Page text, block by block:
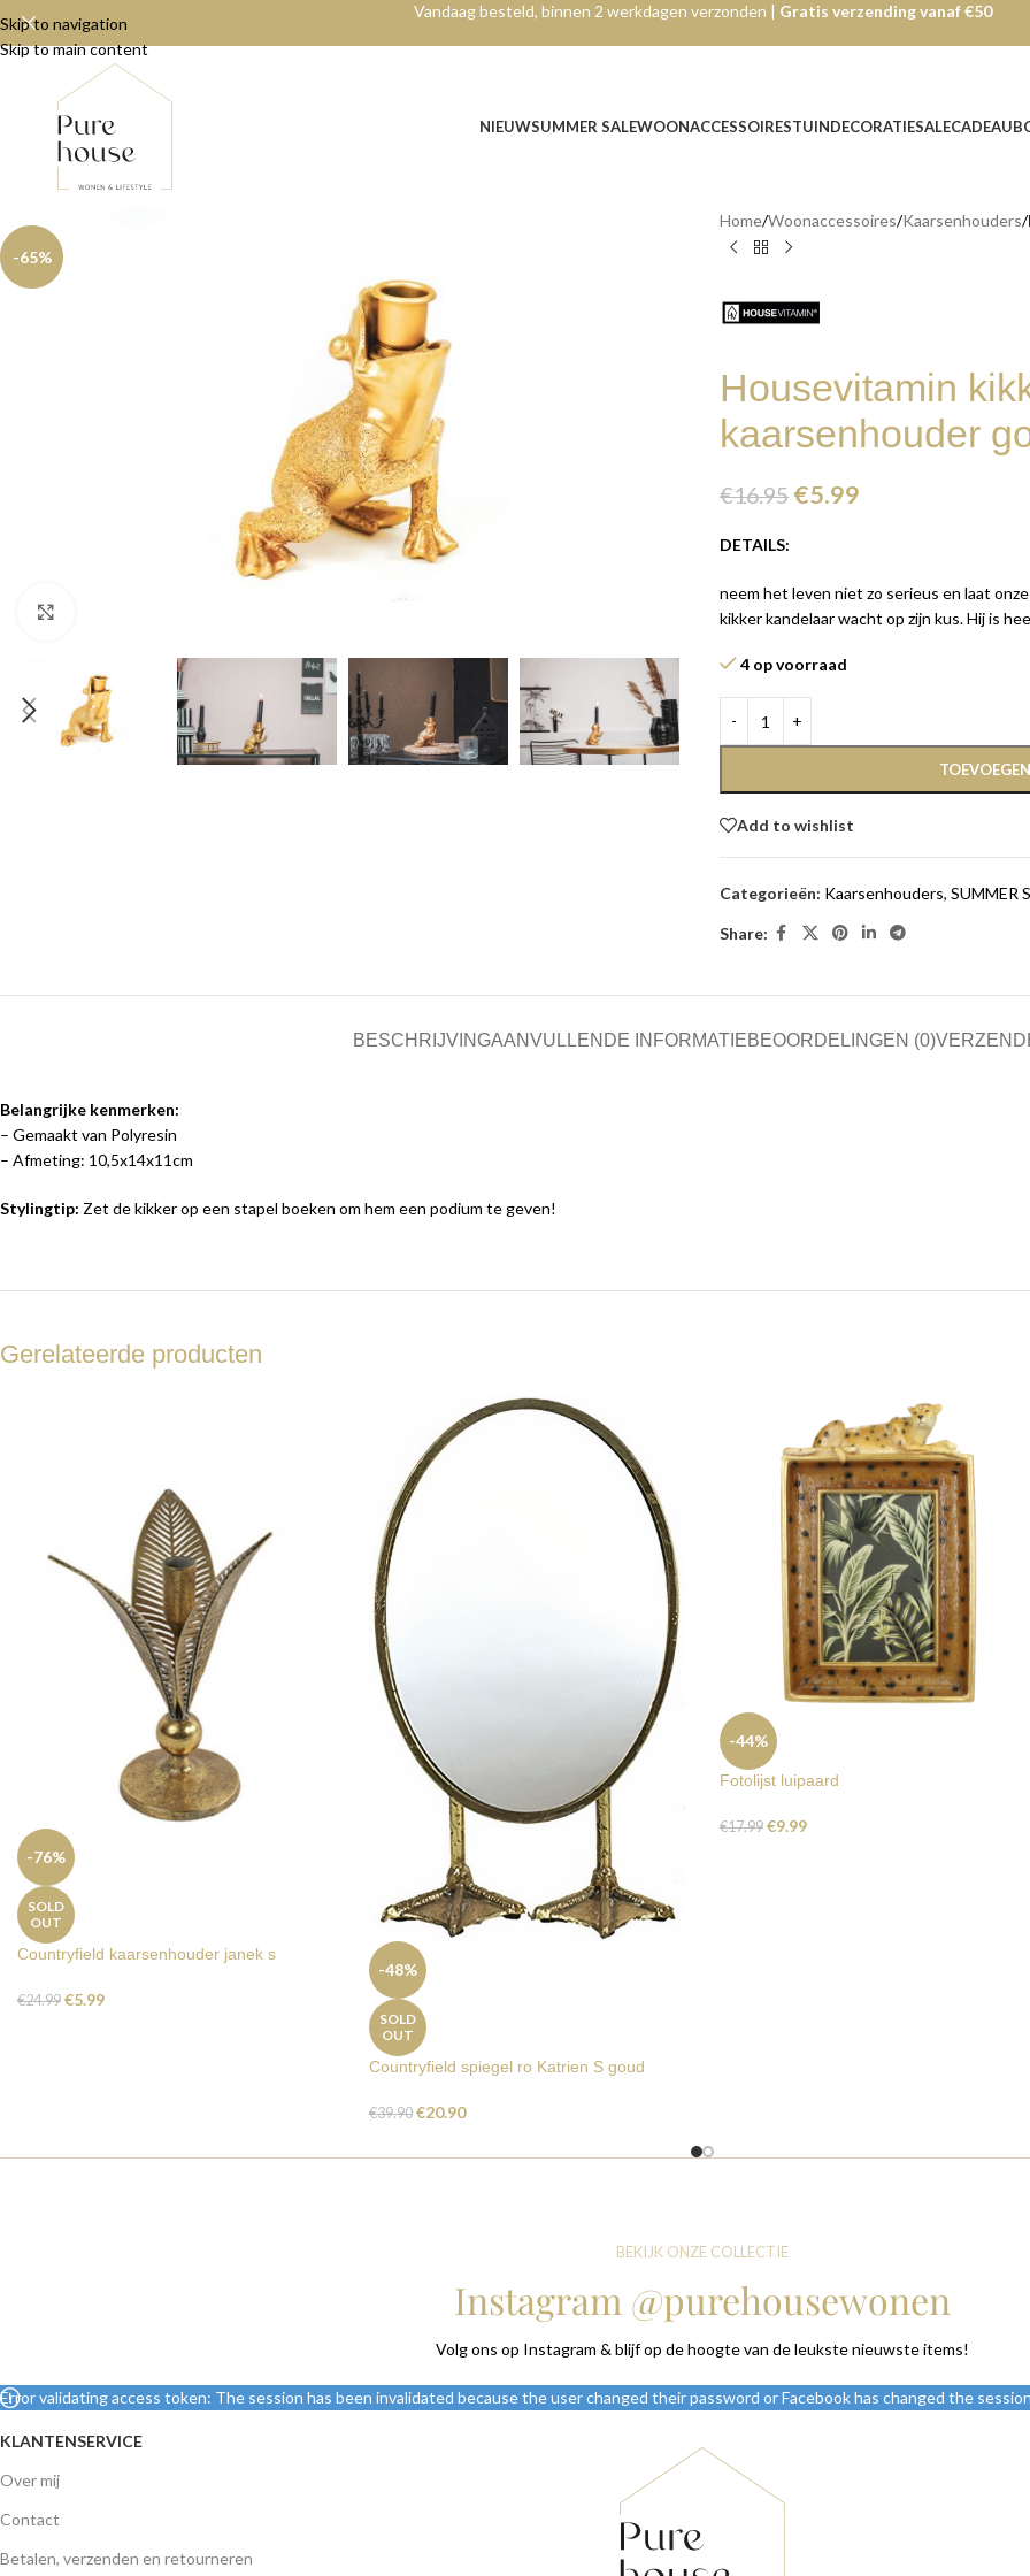
Skip to navigation
Skip to main content
Vandaag besteld, binnen 2 werkdagen verzonden | Gratis verzending vanaf €50
NIEUWSUMMER SALEWOONACCESSOIRESTUINDECORATIESALE
-65%
Home/Woonaccessoires/Kaarsenhouders/
Housevitamin
kaarsenhouder
€16.95 €5.99
DETAILS:
neem het leven niet zo serieus en laat
kikker kandelaar wacht op zijn kus. Hij is
4 op voorraad
Add to wishlist
Categorieën: Kaarsenhouders, SUMMER
Share:
BESCHRIJVINGAANVULLENDE INFORMATIEBEOORDELINGEN (0)
Belangrijke kenmerken:
– Gemaakt van Polyresin
– Afmeting: 10,5x14x11cm
Stylingtip: Zet de kikker op een stapel boeken om hem een podium te geven!
Gerelateerde producten
-76%
SOLD
OUT
Countryfield kaarsenhouder janek s
€24.99 €5.99
-48%
SOLD
OUT
Countryfield spiegel ro Katrien S goud
€39.90 €20.90
-44%
Fotolijst luipaard
€17.99 €9.99
BEKIJK ONZE COLLECTIE
Instagram @purehousewonen
Volg ons op Instagram & blijf op de hoogte van de leukste nieuwste items!
Error validating access token: The session has been invalidated because the user changed their password or Facebook has changed the
KLANTENSERVICE
Over mij
Contact
Betalen, verzenden en retourneren